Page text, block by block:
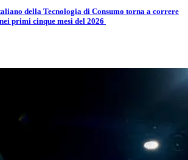
della Tecnologia di Consumo torna a correre
primi cinque mesi del 2026